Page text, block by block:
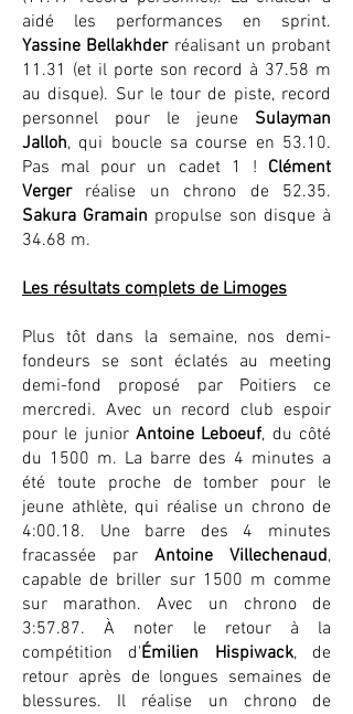
aidé les performances en sprint.
Yassine Bellakhderréalisant un probant
11.31 (et il porte son record à 37.58 m
au disque). Sur le tour de piste, record
personnel pour le jeune Sulayman
Jalloh, qui boucle sa course en 53.10.
Pas mal pour un cadet 1 ! Clément
Verger réalise un chrono de 52.35.
Sakura Gramain propulse son disque à
34.68 m.
Les résultats complets de Limoges
Plus tôt dans la semaine, nos demi-
fondeurs se sont éclatés au meeting
demi-fond proposé par Poitiers ce
mercredi. Avec un record club espoir
pour le junior Antoine Leboeuf, du côté
du 1500 m. La barre des 4 minutes a
été toute proche de tomber pour le
jeune athlète, qui réalise un chrono de
4:00.18. Une barre des 4 minutes
fracassée par Antoine Villechenaud,
capable de briller sur 1500 m comme
sur marathon. Avec un chrono de
3:57.87. À noter le retour à la
compétition d'Émilien Hispiwack, de
retour après de longues semaines de
blessures. Il réalise un chrono de